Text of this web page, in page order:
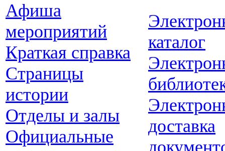
Афиша
мероприятий
Краткая справка
Страницы
истории
Отделы и залы
Официальные
каталог
доставка